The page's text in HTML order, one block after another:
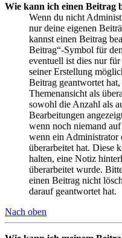
Wie kann ich einen Beitrag
Wenn du nicht
nur deine eigenen
kannst einen Beitrag
Beitrag“-Symbol für
eventuell ist dies nur
seiner Erstellung
Beitrag geantwortet
Themenansicht als
sowohl die Anzahl als
Bearbeitungen
wenn noch niemand
wenn ein Administrator
überarbeitet hat. Diese
halten, eine Notiz
überarbeitet wurde.
einen Beitrag nicht
darauf geantwortet hat.
Nach oben